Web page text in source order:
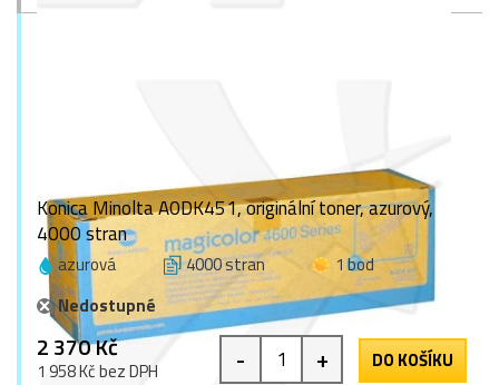
Konica Minolta A0DK451, originální toner, azurový,
4000 stran
azurová 4000 stran
1 bod
Nedostupné
2 370 Kč
1 958 Kč bez DPH - + DO KOŠÍKU